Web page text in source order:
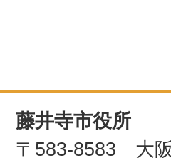
藤井寺市役所
〒583-8583 大